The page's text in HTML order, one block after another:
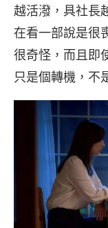
越活潑，具社長
在看一部說是很
很奇怪，而且即
只是個轉機，不